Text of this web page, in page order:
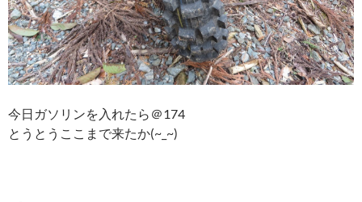
今日ガソリンを入れたら＠174
とうとうここまで来たか(~_~)